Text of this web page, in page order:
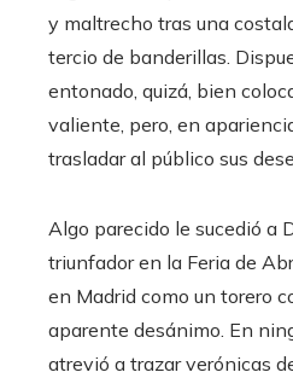
y maltrecho tras una
tercio de banderillas.
entonado, quizá, bien
valiente, pero, en
trasladar al público sus
Algo parecido le sucedió a
triunfador en la Feria de
en Madrid como un torero
aparente desánimo. En
atrevió a trazar verónicas